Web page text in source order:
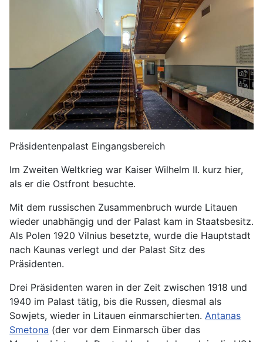
Präsidentenpalast Eingangsbereich
Im Zweiten Weltkrieg war Kaiser Wilhelm II. kurz hier,
als er die Ostfront besuchte.
Mit dem russischen Zusammenbruch wurde Litauen
wieder unabhängig und der Palast kam in Staatsbesitz.
Als Polen 1920 Vilnius besetzte, wurde die Hauptstadt
nach Kaunas verlegt und der Palast Sitz des
Präsidenten.
Drei Präsidenten waren in der Zeit zwischen 1918 und
1940 im Palast tätig, bis die Russen, diesmal als
Sowjets, wieder in Litauen einmarschierten. Antanas
Smetona (der vor dem Einmarsch über das